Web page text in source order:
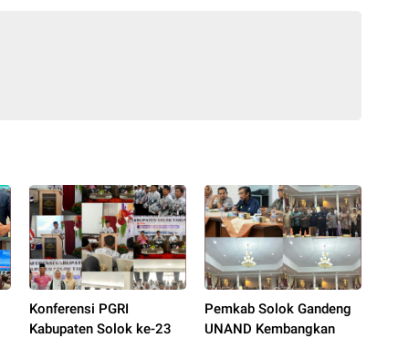
Konferensi PGRI
Kabupaten Solok ke-23
Pemkab Solok Gandeng
UNAND Kembangkan